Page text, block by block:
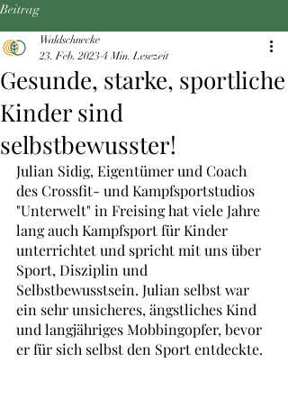
Beitrag
Gesunde, starke, sportliche
Kinder sind
selbstbewusster!
Waldschnecke
23. Feb. 2023 4 Min. Lesezeit
Julian Sidig, Eigentümer und Coach
des Crossfit- und Kampfsportstudios
"Unterwelt" in Freising hat viele Jahre
lang auch Kampfsport für Kinder
unterrichtet und spricht mit uns über
Sport, Disziplin und
Selbstbewusstsein. Julian selbst war
ein sehr unsicheres, ängstliches Kind
und langjähriges Mobbingopfer, bevor
er für sich selbst den Sport entdeckte.